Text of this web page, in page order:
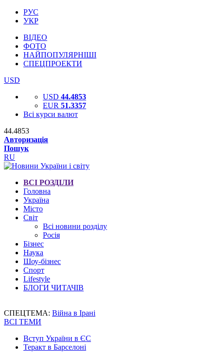
РУС
УКР
ВІДЕО
ФОТО
НАЙПОПУЛЯРНІШІ
СПЕЦПРОЕКТИ
USD
USD 44.4853
EUR 51.3357
Всі курси валют
44.4853
Авторизація
Пошук
RU
ВСІ РОЗДІЛИ
Головна
Україна
Місто
Світ
Всі новини розділу
Росія
Бізнес
Наука
Шоу-бізнес
Спорт
Lifestyle
БЛОГИ ЧИТАЧІВ
СПЕЦТЕМА: Війна в Ірані
ВСІ ТЕМИ
Вступ України в ЄС
Теракт в Барселоні